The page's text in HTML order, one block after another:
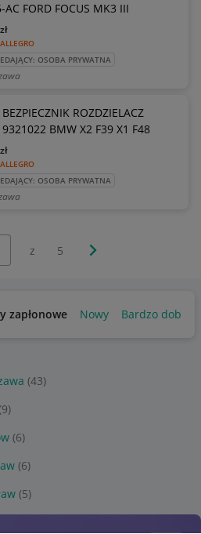
AC FORD FOCUS MK3 III
ALLEGRO
zł
OSOBA PRYWATNA
ROZDZIELACZ
9321022 BMW X2 F39 X1 F48
ALLEGRO
zł
OSOBA PRYWATNA
z 5 Następna strona
zapłonowe Nowy Bardzo dobry
(43)
(6)
(6)
(5)